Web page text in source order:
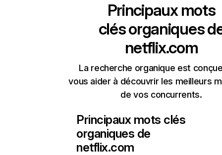
Principaux mots
clés organiques
netflix.com
La recherche organique est
vous aider à découvrir les meilleurs
de vos concurrents.
Principaux mots clés
organiques de
netflix.com